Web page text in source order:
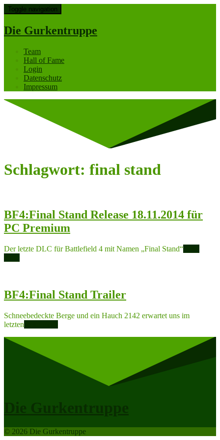
Toggle navigation
Die Gurkentruppe
Team
Hall of Fame
Login
Datenschutz
Impressum
Schlagwort: final stand
BF4:Final Stand Release 18.11.2014 für
PC Premium
Der letzte DLC für Battlefield 4 mit Namen „Final Stand“
BF4:Final Stand Trailer
Schneebedeckte Berge und ein Hauch 2142 erwartet uns im
letzten
Die Gurkentruppe
© 2026 Die Gurkentruppe